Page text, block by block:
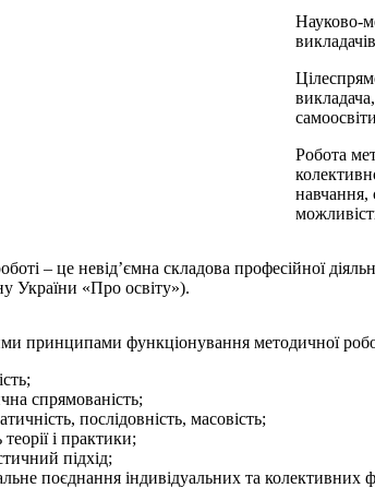
Науково-
Робота
навчання,
– це невід’ємна складова професійної
України «Про освіту»).
принципами функціонування методичної
спрямованість;
послідовність, масовість;
теорії і практики;
підхід;
поєднання індивідуальних та колективних